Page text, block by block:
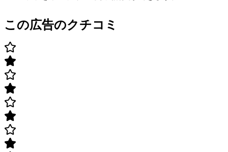
この広告のクチコミ